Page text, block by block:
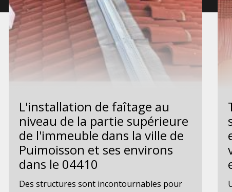
L'installation de faîtage au
niveau de la partie supérieure
de l'immeuble dans la ville de
Puimoisson et ses environs
dans le 04410
Des structures sont incontournables pour